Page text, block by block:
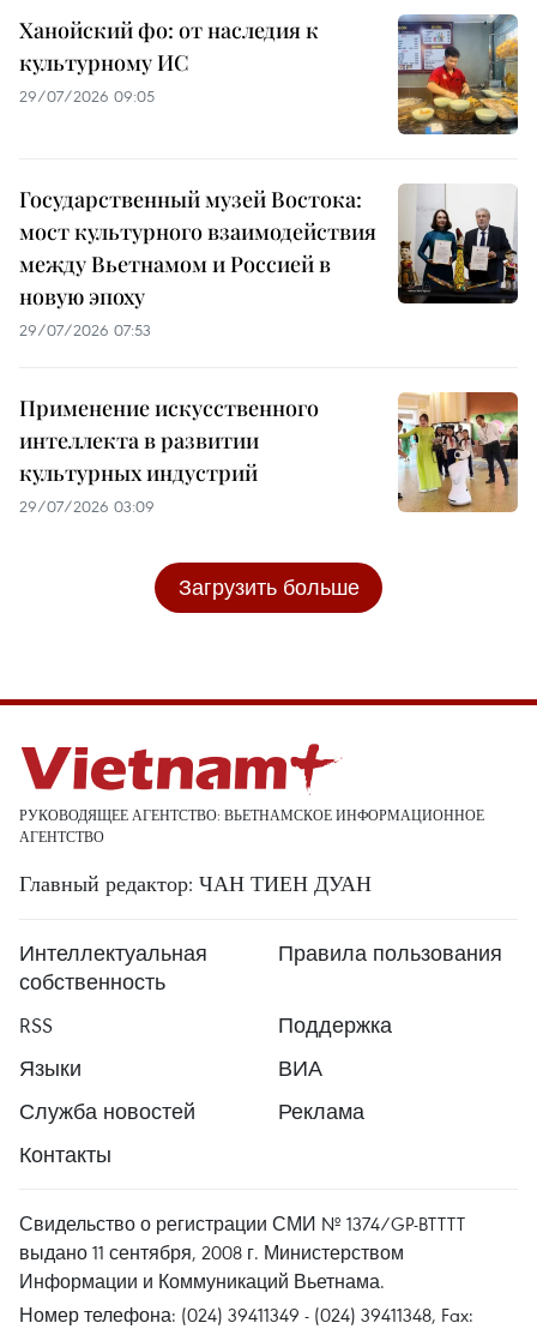
Ханойский фо: от наследия к
культурному ИС
29/07/2026 09:05
Государственный музей Востока:
мост культурного взаимодействия
между Вьетнамом и Россией в
новую эпоху
29/07/2026 07:53
Применение искусственного
интеллекта в развитии
культурных индустрий
29/07/2026 03:09
Загрузить больше
РУКОВОДЯЩЕЕ АГЕНТСТВО: ВЬЕТНАМСКОЕ ИНФОРМАЦИОННОЕ
АГЕНТСТВО
Главный редактор: ЧАН ТИЕН ДУАН
Интеллектуальная
собственность
Правила пользования
RSS
Поддержка
Языки
ВИА
Служба новостей
Реклама
Контакты
Свидельство о регистрации СМИ № 1374/GP-BTTTT
выдано 11 сентября, 2008 г. Министерством
Информации и Коммуникаций Вьетнама.
Номер телефона: (024) 39411349 - (024) 39411348, Fax: